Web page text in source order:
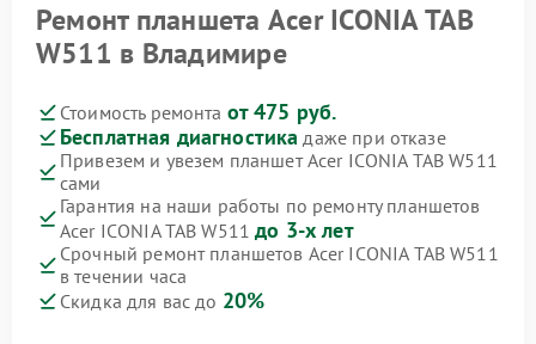
Ремонт планшета Acer ICONIA TAB
W511 в Владимире
Стоимость ремонта от 475 руб.
Бесплатная диагностика даже при отказе
Привезем и увезем планшет Acer ICONIA TAB W511
сами
Гарантия на наши работы по ремонту планшетов
Acer ICONIA TAB W511до 3-х лет
Срочный ремонт планшетов Acer ICONIA TAB W511
в течении часа
Скидка для вас до 20%